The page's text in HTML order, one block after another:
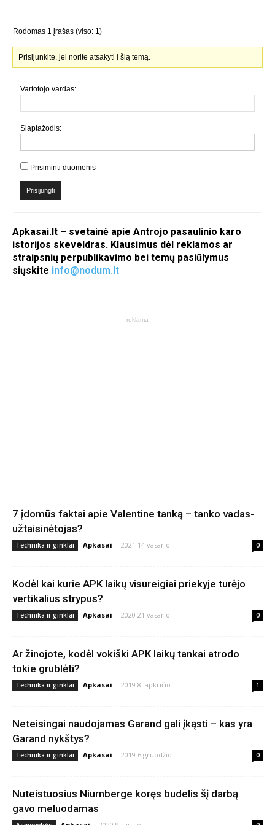
Rodomas 1 įrašas (viso: 1)
Prisijunkite, jei norite atsakyti į šią temą.
Vartotojo vardas:
Slaptažodis:
Prisiminti duomenis
Prisijungti
Apkasai.lt – svetainė apie Antrojo pasaulinio karo
istorijos skeveldras. Klausimus dėl reklamos ar
straipsnių perpublikavimo bei temų pasiūlymus
siųskite info@nodum.lt
- reklama -
7 įdomūs faktai apie Valentine tanką – tanko vadas-
užtaisinėtojas?
Technika ir ginklai Apkasai - 2021 14 vasario 0
Kodėl kai kurie APK laikų visureigiai priekyje turėjo
vertikalius strypus?
Technika ir ginklai Apkasai - 2020 21 vasario 0
Ar žinojote, kodėl vokiški APK laikų tankai atrodo
tokie grublėti?
Technika ir ginklai Apkasai - 2019 8 lapkričio 1
Neteisingai naudojamas Garand gali įkąsti – kas yra
Garand nykštys?
Technika ir ginklai Apkasai - 2019 6 gruodžio 0
Nuteistuosius Niurnberge koręs budelis šį darbą
gavo meluodamas